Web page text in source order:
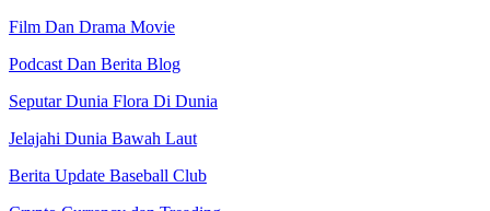
Film Dan Drama Movie
Podcast Dan Berita Blog
Seputar Dunia Flora Di Dunia
Jelajahi Dunia Bawah Laut
Berita Update Baseball Club